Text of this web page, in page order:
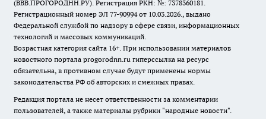
(ВВВ.ПРОГОРОДНН.РУ). Регистрация РКН: №: 7378360181.
Регистрационный номер ЭЛ 77-90994 от 10.03.2026., выдано
Федеральной службой по надзору в сфере связи, информационных
технологий и массовых коммуникаций.
Возрастная категория сайта 16+. При использовании материалов
новостного портала progorodnn.ru гиперссылка на ресурс
обязательна, в противном случае будут применены нормы
законодательства РФ об авторских и смежных правах.
Редакция портала не несет ответственности за комментарии
пользователей, а также материалы рубрики "народные новости".